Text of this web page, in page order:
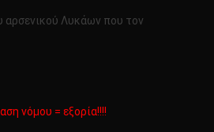
αρσενικού Λυκάων που τον
νόμου = εξορία!!!!